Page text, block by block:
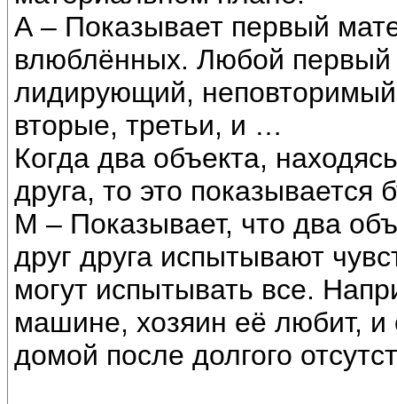
А – Показывает первый
влюблённых. Любой первый
лидирующий,
вторые, третьи, и …
Когда два объекта,
друга, то это показывается
М – Показывает, что два
друг друга испытывают
могут испытывать все.
машине, хозяин её любит,
домой после долгого